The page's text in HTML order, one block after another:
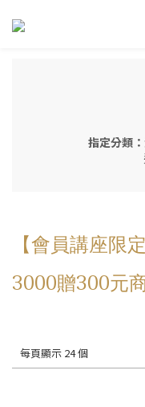
指定分類
【會員講座限
3000贈300元
每頁顯示 24 個